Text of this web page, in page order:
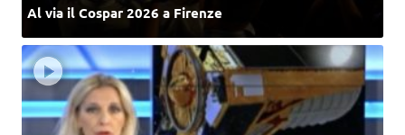
Al via il Cospar 2026 a Firenze